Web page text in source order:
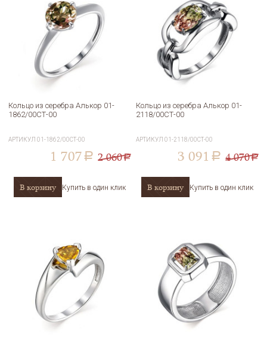
Кольцо из серебра Алькор 01-
1862/00СТ-00
АРТИКУЛ01-1862/00СТ-00
1 707 a 2 060a
В корзину Купить в один клик
Кольцо из серебра Алькор 01-
2118/00СТ-00
АРТИКУЛ01-2118/00СТ-00
3 091 a 4 070a
В корзину Купить в один клик